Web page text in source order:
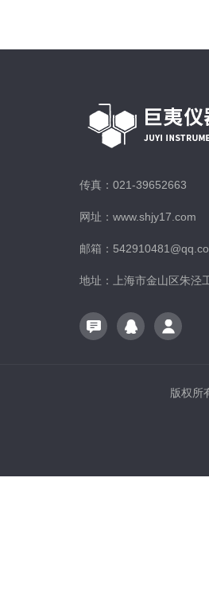
传真：021-39652663
网址：www.shjy17.com
邮箱：
地址：上海市金山区朱泾
版权